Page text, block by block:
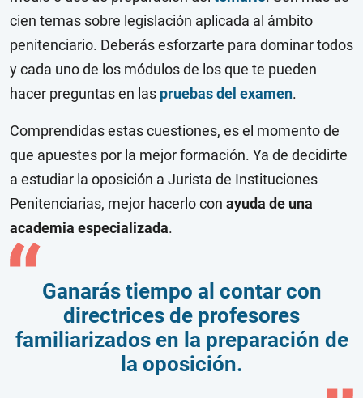
cien temas sobre legislación aplicada al ámbito
penitenciario. Deberás esforzarte para dominar todos
y cada uno de los módulos de los que te pueden
hacer preguntas en las pruebas del examen.
Comprendidas estas cuestiones, es el momento de
que apuestes por la mejor formación. Ya de decidirte
a estudiar la oposición a Jurista de Instituciones
Penitenciarias, mejor hacerlo con ayuda de una
academia especializada.
Ganarás tiempo al contar con
directrices de profesores
familiarizados en la preparación de
la oposición.